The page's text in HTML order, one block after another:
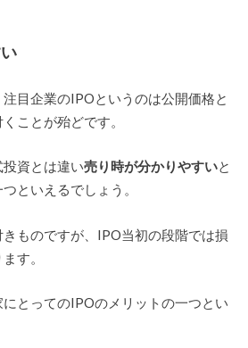
目企業のIPOというのは公開価格と
ことが殆どです。
資とは違い売り時が分かりやすいと
といえるでしょう。
ものですが、IPO当初の段階では損
す。
とってのIPOのメリットの一つとい